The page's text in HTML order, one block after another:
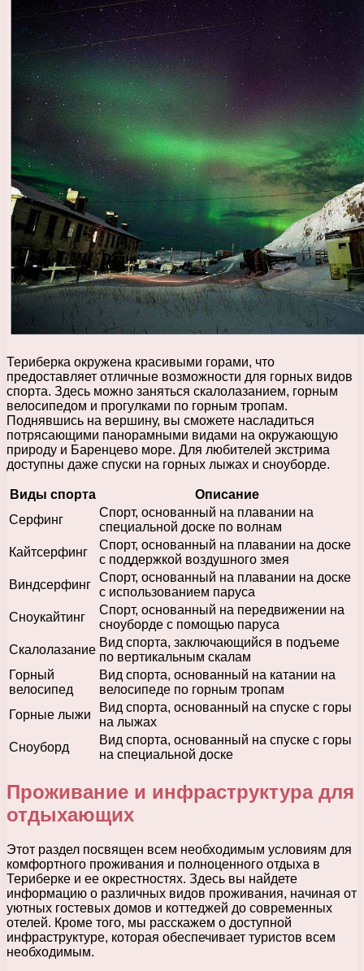
Териберка окружена красивыми горами, что
предоставляет отличные возможности для горных видов
спорта. Здесь можно заняться скалолазанием, горным
велосипедом и прогулками по горным тропам.
Поднявшись на вершину, вы сможете насладиться
потрясающими панорамными видами на окружающую
природу и Баренцево море. Для любителей экстрима
доступны даже спуски на горных лыжах и сноуборде.
Виды спорта
Описание
Серфинг
Спорт, основанный на плавании на
специальной доске по волнам
Кайтсерфинг
Спорт, основанный на плавании на доске
с поддержкой воздушного змея
Виндсерфинг
Спорт, основанный на плавании на доске
с использованием паруса
Сноукайтинг
Спорт, основанный на передвижении на
сноуборде с помощью паруса
Скалолазание
Вид спорта, заключающийся в подъеме
по вертикальным скалам
Горный
велосипед
Вид спорта, основанный на катании на
велосипеде по горным тропам
Горные лыжи
Вид спорта, основанный на спуске с горы
на лыжах
Сноуборд
Вид спорта, основанный на спуске с горы
на специальной доске
Проживание и инфраструктура для
отдыхающих
Этот раздел посвящен всем необходимым условиям для
комфортного проживания и полноценного отдыха в
Териберке и ее окрестностях. Здесь вы найдете
информацию о различных видов проживания, начиная от
уютных гостевых домов и коттеджей до современных
отелей. Кроме того, мы расскажем о доступной
инфраструктуре, которая обеспечивает туристов всем
необходимым.